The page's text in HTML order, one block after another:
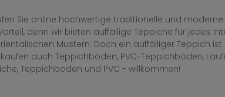
Sie online hochwertige traditionelle und
denn wir bieten auffällige Teppiche für jedes
Mustern. Doch ein auffälliger Teppich
auch Teppichböden, PVC-Teppichböden,
Teppichböden und PVC - willkommen!